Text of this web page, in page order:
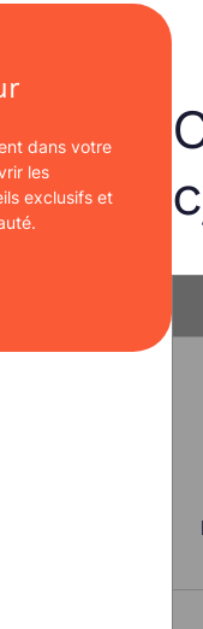
dans votre
les
exclusifs et